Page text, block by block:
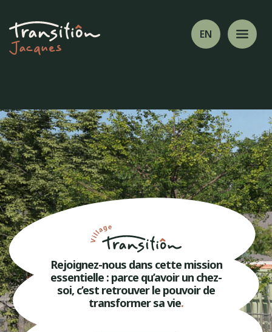
EN
Jacques
Rejoignez-nous dans cette mission
essentielle : parce qu’avoir un chez-
soi, c’est retrouver le pouvoir de
transformer sa vie.